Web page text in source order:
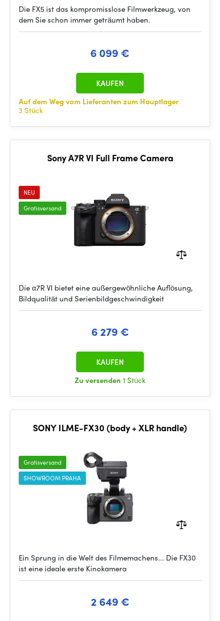
Die FX5 ist das kompromisslose Filmwerkzeug, von
dem Sie schon immer geträumt haben.
6 099 €
Auf dem Weg vom Lieferanten zum Hauptlager
3 Stück
KAUFEN
Sony A7R VI Full Frame Camera
NEU
Gratisversand
Die α7R VI bietet eine außergewöhnliche Auflösung,
Bildqualität und Serienbildgeschwindigkeit
6 279 €
Zu versenden 1 Stück
KAUFEN
SONY ILME-FX30 (body + XLR handle)
Gratisversand
SHOWROOM PRAHA
Ein Sprung in die Welt des Filmemachens... Die FX30
ist eine ideale erste Kinokamera
2 649 €